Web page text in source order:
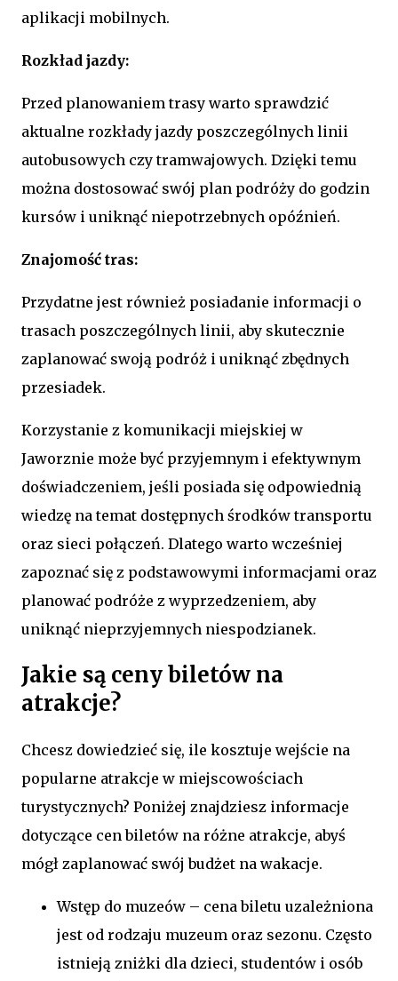
aplikacji mobilnych.
Rozkład jazdy:
Przed planowaniem trasy warto sprawdzić
aktualne rozkłady jazdy poszczególnych linii
autobusowych czy tramwajowych. Dzięki temu
można dostosować swój plan podróży do godzin
kursów i uniknąć niepotrzebnych opóźnień.
Znajomość tras:
Przydatne jest również posiadanie informacji o
trasach poszczególnych linii, aby skutecznie
zaplanować swoją podróż i uniknąć zbędnych
przesiadek.
Korzystanie z komunikacji miejskiej w
Jaworznie może być przyjemnym i efektywnym
doświadczeniem, jeśli posiada się odpowiednią
wiedzę na temat dostępnych środków transportu
oraz sieci połączeń. Dlatego warto wcześniej
zapoznać się z podstawowymi informacjami oraz
planować podróże z wyprzedzeniem, aby
uniknąć nieprzyjemnych niespodzianek.
Jakie są ceny biletów na
atrakcje?
Chcesz dowiedzieć się, ile kosztuje wejście na
popularne atrakcje w miejscowościach
turystycznych? Poniżej znajdziesz informacje
dotyczące cen biletów na różne atrakcje, abyś
mógł zaplanować swój budżet na wakacje.
Wstęp do muzeów – cena biletu uzależniona
jest od rodzaju muzeum oraz sezonu. Często
istnieją zniżki dla dzieci, studentów i osób